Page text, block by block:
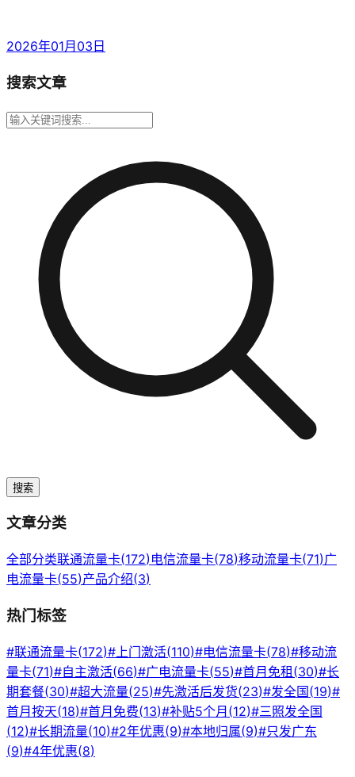
2026年01月03日
搜索文章
搜索
文章分类
全部分类联通流量卡(172) 电信流量卡(78)移动流量卡(71)广
电流量卡(55)产品介绍(3)
热门标签
#联通流量卡(172)# 上门激活(110)#电信流量卡(78)#移动流
量卡(71)#自主激活(66)#广电流量卡(55)#首月免租(30)#长
期套餐(30)#超大流量(25)#先激活后发货(23)#发全国(19)#
首月按天(18)#首月免费(13)#补贴5个月(12)#三照发全国
(12)#长期流量(10)#2年优惠(9)#本地归属(9)#只发广东
(9)#4年优惠(8)